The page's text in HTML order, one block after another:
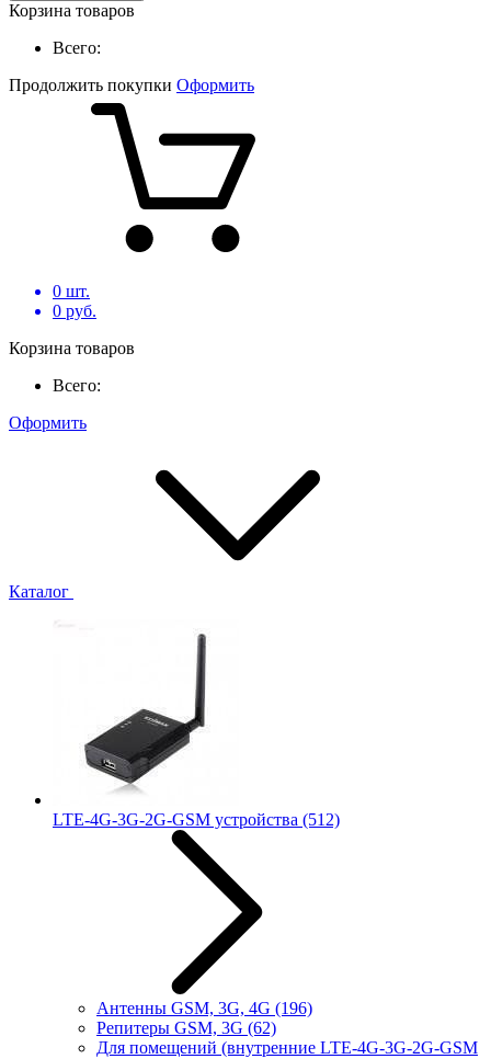
Корзина товаров
Всего:
Продолжить покупки Оформить
0 шт.
0 руб.
Корзина товаров
Всего:
Оформить
Каталог
LTE-4G-3G-2G-GSM устройства (512)
Антенны GSM, 3G, 4G (196)
Репитеры GSM, 3G (62)
Для помещений (внутренние LTE-4G-3G-2G-GSM